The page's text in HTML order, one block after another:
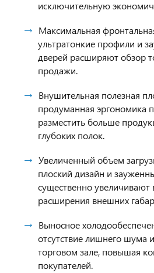
исключительную
Максимальная
ультратонкие профили и
дверей расширяют обзор
продажи.
Внушительная полезная
продуманная эргономика
разместить больше
глубоких полок.
Увеличенный объем
плоский дизайн и
существенно увеличивают
расширения внешних
Выносное
отсутствие лишнего шума
торговом зале, повышая
покупателей.